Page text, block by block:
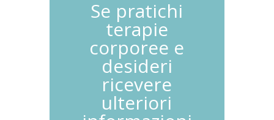
Se pratichi
terapie
corporee e
desideri
ricevere
ulteriori